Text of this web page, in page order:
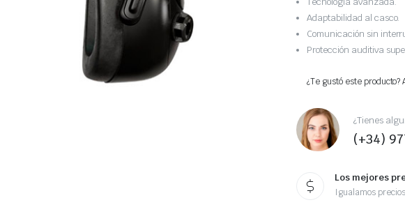
Adaptabilidad al casco.
Comunicación sin
Protección auditiva
¿Te gustó este
¿Tienes
(+34)
Los mejores
Igualamos precios